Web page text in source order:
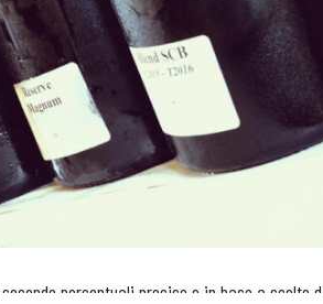
percentuali precise e in base a scelte